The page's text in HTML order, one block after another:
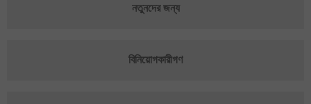
নতুনদের জন্য
বিনিয়োগকারীগণ